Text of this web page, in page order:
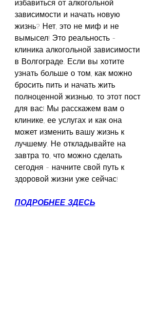
избавиться от алкогольной
зависимости и начать новую
жизнь? Нет, это не миф и не
вымысел! Это реальность -
клиника алкогольной зависимости
в Волгограде. Если вы хотите
узнать больше о том, как можно
бросить пить и начать жить
полноценной жизнью, то этот пост
для вас! Мы расскажем вам о
клинике, ее услугах и как она
может изменить вашу жизнь к
лучшему. Не откладывайте на
завтра то, что можно сделать
сегодня - начните свой путь к
здоровой жизни уже сейчас!
ПОДРОБНЕЕ ЗДЕСЬ